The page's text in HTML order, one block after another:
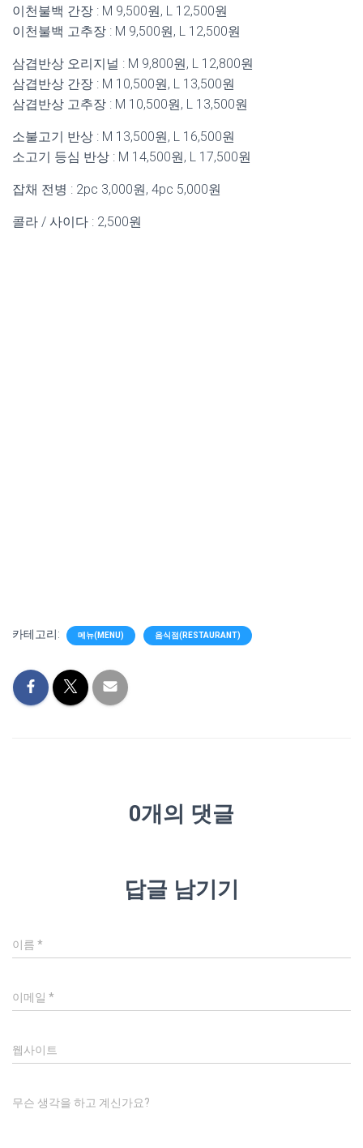
이천불백 간장 : M 9,500원, L 12,500원
이천불백 고추장 : M 9,500원, L 12,500원
삼겹반상 오리지널 : M 9,800원, L 12,800원
삼겹반상 간장 : M 10,500원, L 13,500원
삼겹반상 고추장 : M 10,500원, L 13,500원
소불고기 반상 : M 13,500원, L 16,500원
소고기 등심 반상 : M 14,500원, L 17,500원
잡채 전병 : 2pc 3,000원, 4pc 5,000원
콜라 / 사이다 : 2,500원
카테고리: 메뉴(MENU) 음식점(RESTAURANT)
0개의 댓글
답글 남기기
이름 *
이메일 *
웹사이트
무슨 생각을 하고 계신가요?